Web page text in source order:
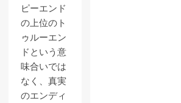
ピーエンド
の上位のト
ゥルーエン
ドという意
味合いでは
なく、真実
のエンディ